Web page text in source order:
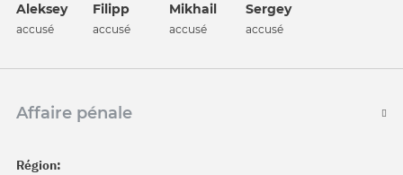
Aleksey
accusé
Filipp
accusé
Mikhail
accusé
Sergey
accusé
Affaire pénale
Région: